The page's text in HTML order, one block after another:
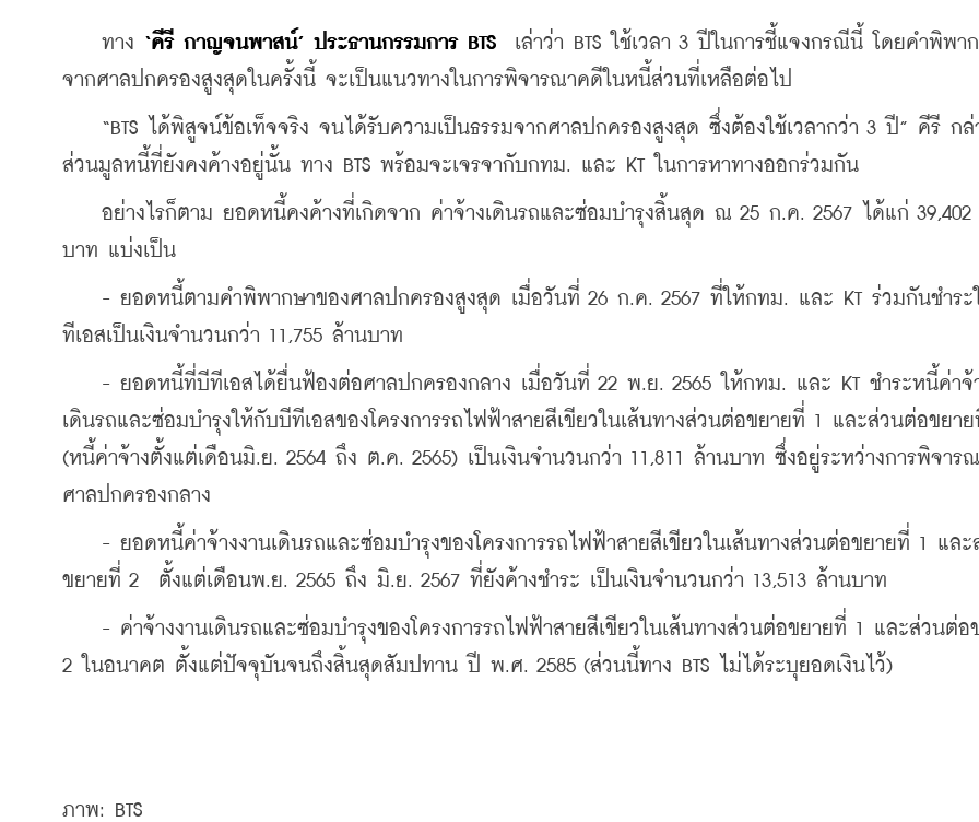
ทาง ‘คีรี กาญจนพาสน์’ ประธานกรรมการ BTS
เล่าว่า BTS ใช้เวลา 3 ปีในการชี้แจงกรณีนี้ โดยคำพิพา
จากศาลปกครองสูงสุดในครั้งนี้ จะเป็นแนวทางในการพิจารณาคดีในหนี้ส่วนที่เหลือต่อไป
“BTS ได้พิสูจน์ข้อเท็จจริง จนได้รับความเป็นธรรมจากศาลปกครองสูงสุด ซึ่งต้องใช้เวลากว่า 3 ปี” คีรี กล่
ส่วนมูลหนี้ที่ยังคงค้างอยู่นั้น ทาง BTS พร้อมจะเจรจากับกทม. และ KT ในการหาทางออกร่วมกัน
อย่างไรก็ตาม ยอดหนี้คงค้างที่เกิดจาก ค่าจ้างเดินรถและซ่อมบำรุงสิ้นสุด ณ 25 ก.ค. 2567 ได้แก่ 39,402
บาท แบ่งเป็น
- ยอดหนี้ตามคำพิพากษาของศาลปกครองสูงสุด เมื่อวันที่ 26 ก.ค. 2567 ที่ให้กทม. และ KT ร่วมกันชำระ
ทีเอสเป็นเงินจำนวนกว่า 11,755 ล้านบาท
- ยอดหนี้ที่บีทีเอสได้ยื่นฟ้องต่อศาลปกครองกลาง เมื่อวันที่ 22 พ.ย. 2565 ให้กทม. และ KT ชำระหนี้ค่าจ้
เดินรถและซ่อมบำรุงให้กับบีทีเอสของโครงการรถไฟฟ้าสายสีเขียวในเส้นทางส่วนต่อขยายที่ 1 และส่วนต่อขยา
(หนี้ค่าจ้างตั้งแต่เดือนมิ.ย. 2564 ถึง ต.ค. 2565) เป็นเงินจำนวนกว่า 11,811 ล้านบาท ซึ่งอยู่ระหว่างการพิจาร
ศาลปกครองกลาง
- ยอดหนี้ค่าจ้างงานเดินรถและซ่อมบำรุงของโครงการรถไฟฟ้าสายสีเขียวในเส้นทางส่วนต่อขยายที่ 1 และ
ขยายที่ 2  ตั้งแต่เดือนพ.ย. 2565 ถึง มิ.ย. 2567 ที่ยังค้างชำระ เป็นเงินจำนวนกว่า 13,513 ล้านบาท
- ค่าจ้างงานเดินรถและซ่อมบำรุงของโครงการรถไฟฟ้าสายสีเขียวในเส้นทางส่วนต่อขยายที่ 1 และส่วนต่อ
2 ในอนาคต ตั้งแต่ปัจจุบันจนถึงสิ้นสุดสัมปทาน ปี พ.ศ. 2585 (ส่วนนี้ทาง BTS ไม่ได้ระบุยอดเงินไว้)
ภาพ: BTS